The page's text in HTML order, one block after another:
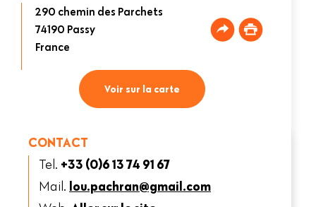
290 chemin des Parchets
74190 Passy
France
Voir sur la carte
CONTACT
Tel. +33 (0)6 13 74 91 67
Mail. lou.pachran@gmail.com